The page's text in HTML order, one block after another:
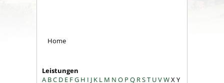
Home
Leistungen
A BC D E FG H I J K L M N O P Q RST UVWXY